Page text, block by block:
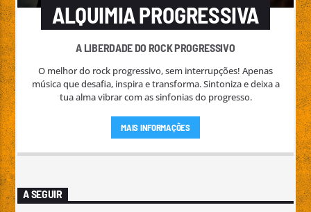
ALQUIMIA PROGRESSIVA
A LIBERDADE DO ROCK PROGRESSIVO
O melhor do rock progressivo, sem interrupções! Apenas
música que desafia, inspira e transforma. Sintoniza e deixa a
tua alma vibrar com as sinfonias do progresso.
MAIS INFORMAÇÕES
A SEGUIR